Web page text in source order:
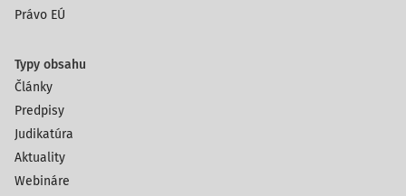
Právo EÚ
Typy obsahu
Články
Predpisy
Judikatúra
Aktuality
Webináre